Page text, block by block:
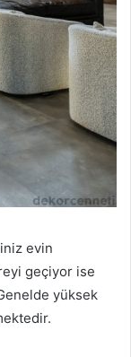
evin
geçiyor ise
yüksek